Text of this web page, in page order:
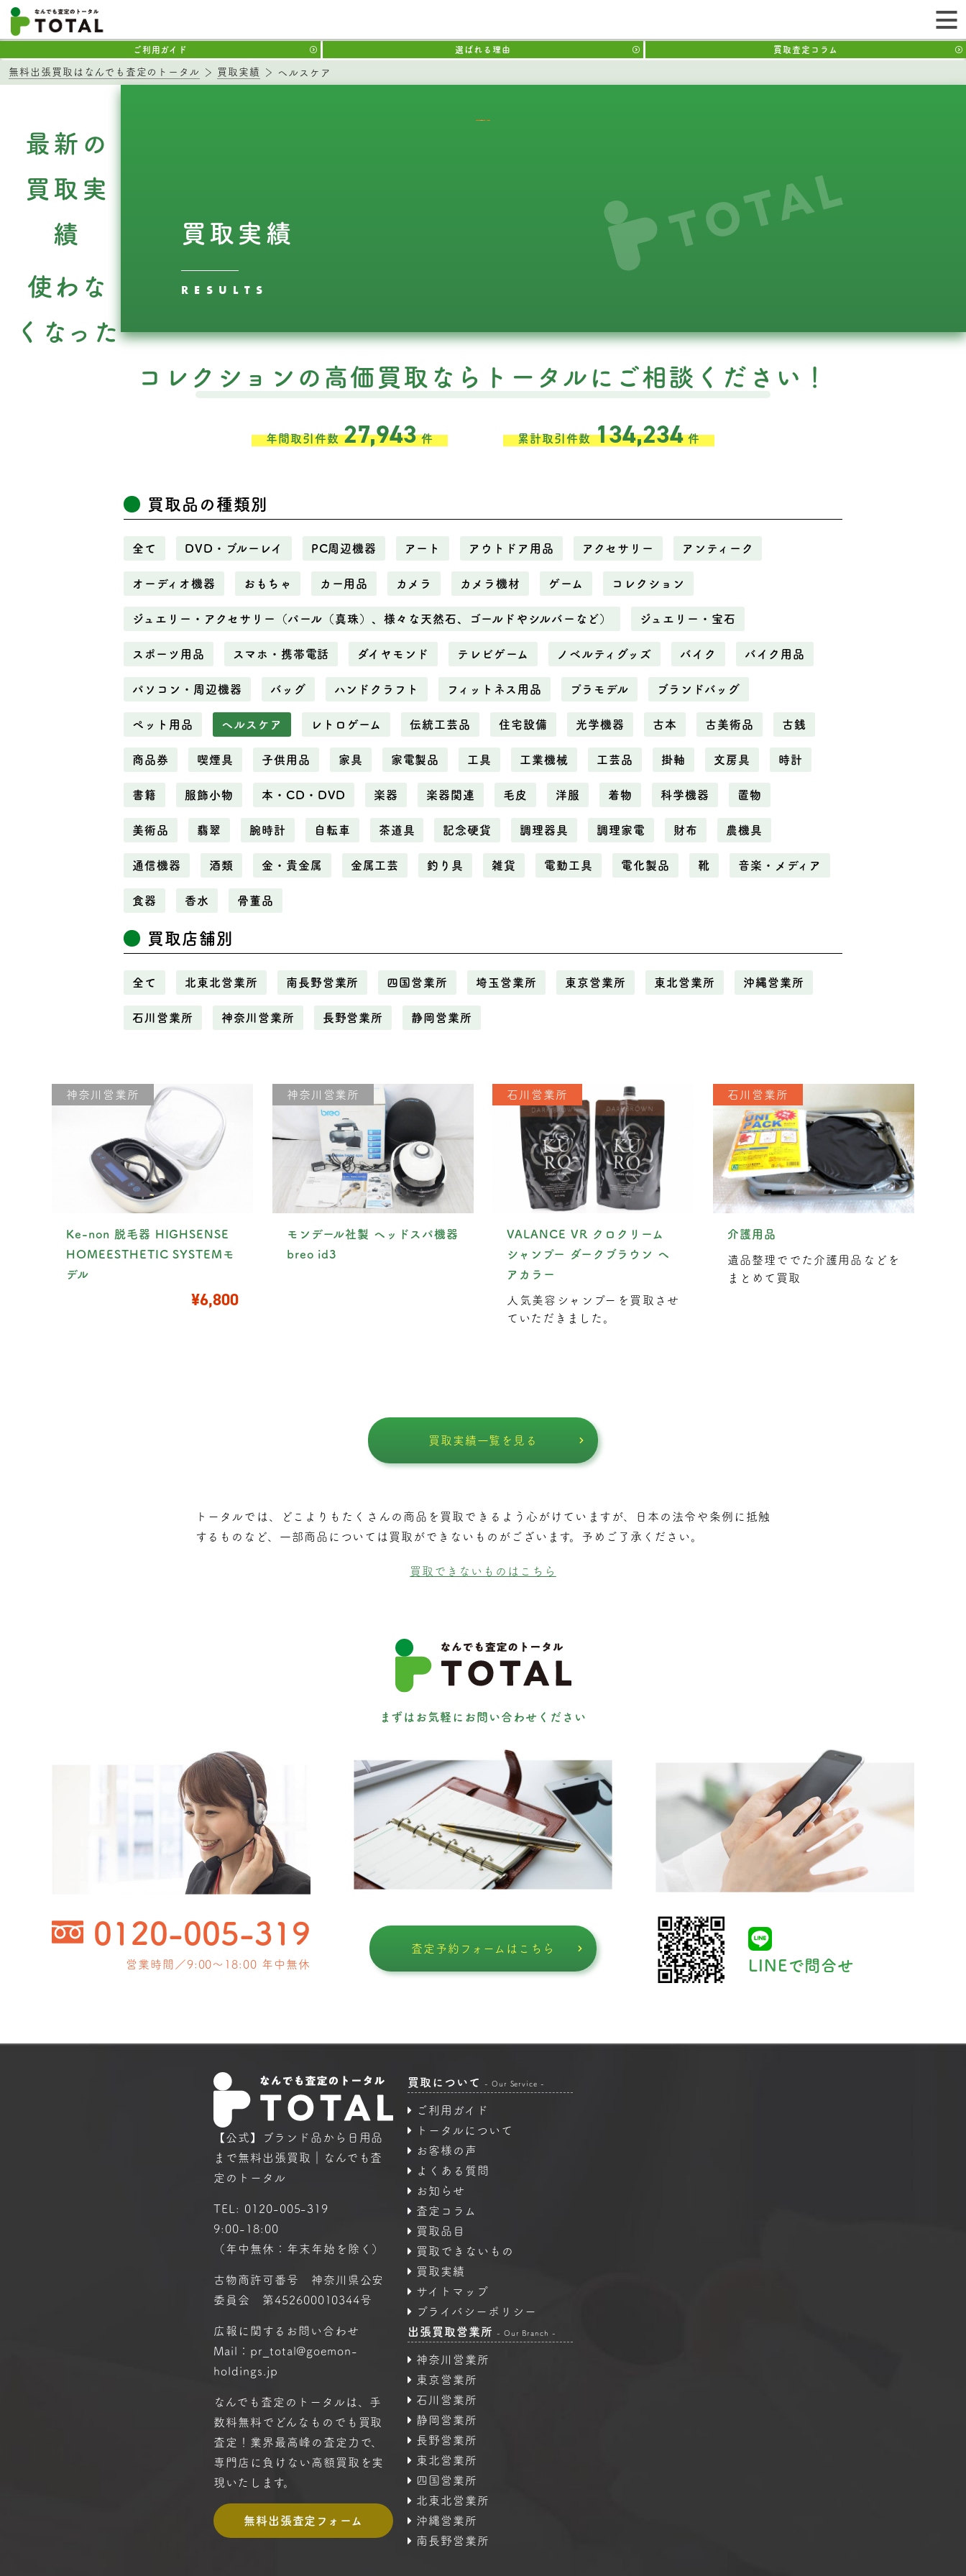
ご利用ガイド 選ばれる理由 買取査定コラム
無料出張買取はなんでも査定のトータル 買取実績 ヘルスケア
買取実績
RESULTS
最新の
買取実
績
使わな
くなった
コレクションの高価買取ならトータルにご相談ください！
年間取引件数27,943件 累計取引件数134,234件
買取品の種類別
全て DVD・ブルーレイ PC周辺機器 アート アウトドア用品 アクセサリー アンティーク
オーディオ機器 おもちゃ カー用品 カメラ カメラ機材 ゲーム コレクション
ジュエリー・アクセサリー（パール（真珠）、様々な天然石、ゴールドやシルバーなど） ジュエリー・宝石
スポーツ用品 スマホ・携帯電話 ダイヤモンド テレビゲーム ノベルティグッズ バイク バイク用品
パソコン・周辺機器 バッグ ハンドクラフト フィットネス用品 プラモデル ブランドバッグ
ペット用品 ヘルスケア レトロゲーム 伝統工芸品 住宅設備 光学機器 古本 古美術品 古銭
商品券 喫煙具 子供用品 家具 家電製品 工具 工業機械 工芸品 掛軸 文房具 時計
書籍 服飾小物 本・CD・DVD 楽器 楽器関連 毛皮 洋服 着物 科学機器 置物
美術品 翡翠 腕時計 自転車 茶道具 記念硬貨 調理器具 調理家電 財布 農機具
通信機器 酒類 金・貴金属 金属工芸 釣り具 雑貨 電動工具 電化製品 靴 音楽・メディア
食器 香水 骨董品
買取店舗別
全て 北東北営業所 南長野営業所 四国営業所 埼玉営業所 東京営業所 東北営業所 沖縄営業所
石川営業所 神奈川営業所 長野営業所 静岡営業所
神奈川営業所
Ke-non 脱毛器 HIGHSENSE
HOMEESTHETIC SYSTEMモ
デル
¥6,800
神奈川営業所
モンデール社製 ヘッドスパ機器
breo id3
石川営業所
VALANCE VR クロクリーム
シャンプー ダークブラウン ヘ
アカラー
人気美容シャンプーを買取させ
ていただきました。
石川営業所
介護用品
遺品整理ででた介護用品などを
まとめて買取
買取実績一覧を見る
トータルでは、どこよりもたくさんの商品を買取できるよう⼼がけていますが、⽇本の法令や条例に抵触
するものなど、⼀部商品については買取ができないものがございます。予めご了承ください。
買取できないものはこちら
まずはお気軽にお問い合わせください
0120-005-319
営業時間／9:00〜18:00 年中無休
査定予約フォームはこちら
LINEで問合せ
【公式】ブランド品から日用品
まで無料出張買取｜なんでも査
定のトータル
TEL: 0120-005-319
9:00-18:00
（年中無休：年末年始を除く）
古物商許可番号 神奈川県公安
委員会 第452600010344号
広報に関するお問い合わせ
Mail：pr_total@goemon-
holdings.jp
なんでも査定のトータルは、手
数料無料で どんなものでも買取
査定！ 業界最高峰の査定力で、
専門店に 負けない高額買取を実
現いたします。
無料出張査定フォーム
買取について - Our Service -
ご利用ガイド
トータルについて
お客様の声
よくある質問
お知らせ
査定コラム
買取品目
買取できないもの
買取実績
サイトマップ
プライバシーポリシー
出張買取営業所
- Our Branch -
神奈川営業所
東京営業所
石川営業所
静岡営業所
長野営業所
東北営業所
四国営業所
北東北営業所
沖縄営業所
南長野営業所